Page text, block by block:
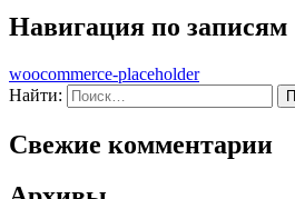
Навигация по записям
woocommerce-placeholder
Найти:
Свежие комментарии